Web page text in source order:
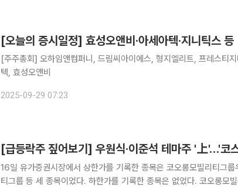
[오늘의 증시일정] 효성오앤비·아세아텍·지니틱스 등
[주주총회] 오하임앤컴퍼니, 드림씨아이에스, 형지엘리트, 프레스티
텍, 효성오앤비
2025-09-29 07:23
16일 유가증권시장에서 상한가를 기록한 종목은 코오롱모빌리티그룹
티그룹 등 세 종목이었다. 하한가를 기록한 종목은 없었다. 코오롱모빌리티그룹우는 이날 전 거래일